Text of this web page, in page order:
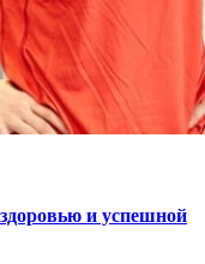
и успешной